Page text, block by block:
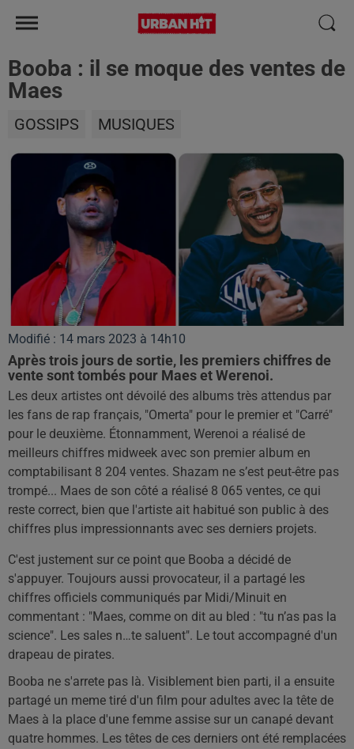
Booba : il se moque des ventes de
Maes
GOSSIPS MUSIQUES
Modifié : 14 mars 2023 à 14h10
Après trois jours de sortie, les premiers chiffres de
vente sont tombés pour Maes et Werenoi.
Les deux artistes ont dévoilé des albums très attendus par
les fans de rap français, "Omerta" pour le premier et "Carré"
pour le deuxième. Étonnamment, Werenoi a réalisé de
meilleurs chiffres midweek avec son premier album en
comptabilisant 8 204 ventes. Shazam ne s’est peut-être pas
trompé... Maes de son côté a réalisé 8 065 ventes, ce qui
reste correct, bien que l'artiste ait habitué son public à des
chiffres plus impressionnants avec ses derniers projets.
C'est justement sur ce point que Booba a décidé de
s'appuyer. Toujours aussi provocateur, il a partagé les
chiffres officiels communiqués par Midi/Minuit en
commentant : "Maes, comme on dit au bled : "tu n’as pas la
science". Les sales n…te saluent". Le tout accompagné d'un
drapeau de pirates.
Booba ne s'arrete pas là. Visiblement bien parti, il a ensuite
partagé un meme tiré d'un film pour adultes avec la tête de
Maes à la place d'une femme assise sur un canapé devant
quatre hommes. Les têtes de ces derniers ont été remplacées